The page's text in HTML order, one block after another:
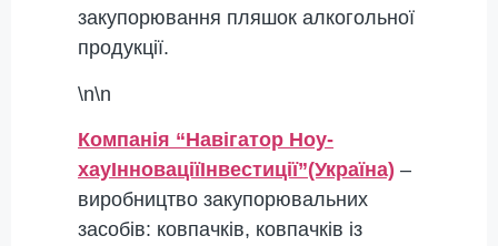
закупорювання пляшок алкогольної
продукції.
\n\n
Компанія “Навігатор Ноу-
хауІнноваціїІнвестиції”(Україна) –
виробництво закупорювальних
засобів: ковпачків, ковпачків із